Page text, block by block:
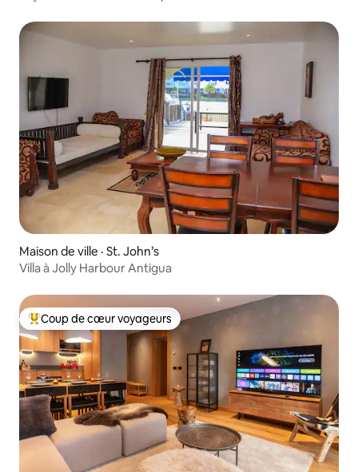
Maison de ville · St. John’s
Villa à Jolly Harbour Antigua
Coup de cœur voyageurs parmi les plus aimés
Coup de cœur voyageurs